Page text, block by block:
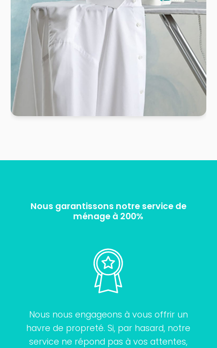
Nous garantissons notre service de
ménage à 200%
Nous nous engageons à vous offrir un
havre de propreté. Si, par hasard, notre
service ne répond pas à vos attentes,